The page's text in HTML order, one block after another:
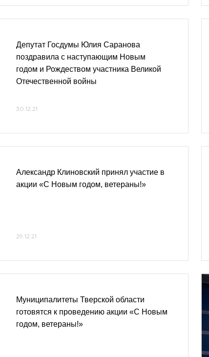
Депутат Госдумы Юлия Саранова
поздравила с наступающим Новым
годом и Рождеством участника Великой
Отечественной войны
30.12.21
Александр Клиновский принял участие в
акции «С Новым годом, ветераны!»
29.12.21
Муниципалитеты Тверской области
готовятся к проведению акции «С Новым
годом, ветераны!»